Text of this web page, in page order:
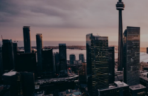
QUI SOMMES-NOUS ?
NOS GESTES POUR LA